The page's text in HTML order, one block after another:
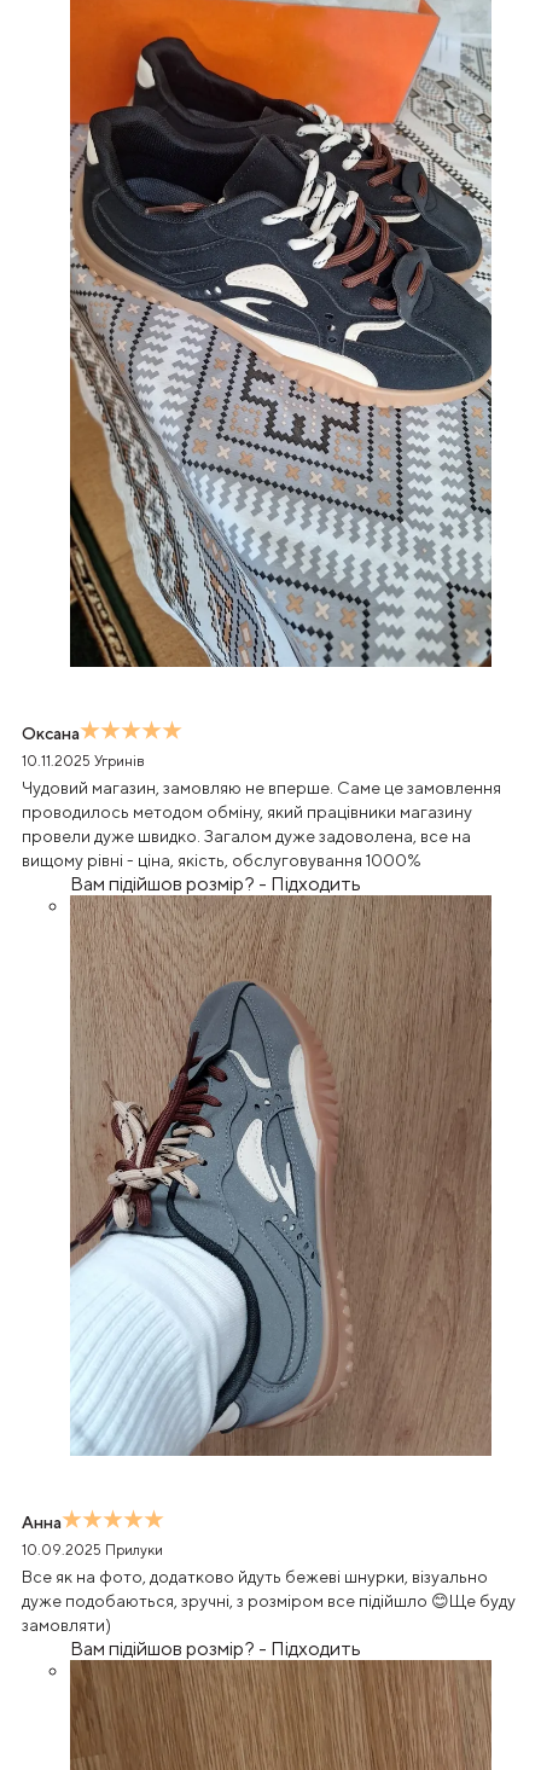
Оксана
10.11.2025 Угринів
Чудовий магазин, замовляю не вперше. Саме це замовлення
проводилось методом обміну, який працівники магазину
провели дуже швидко. Загалом дуже задоволена, все на
вищому рівні - ціна, якість, обслуговування 1000%
Вам підійшов розмір? - Підходить
Анна
10.09.2025 Прилуки
Все як на фото, додатково йдуть бежеві шнурки, візуально
дуже подобаються, зручні, з розміром все підійшло 😊Ще буду
замовляти)
Вам підійшов розмір? - Підходить